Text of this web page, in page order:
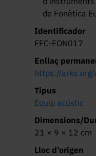
de Fonètica
Identificador
FFC-FON017
Enllaç
https://
Tipus
Equip acústic
Dimensions/
21 × 9 × 12 cm
Lloc d’origen